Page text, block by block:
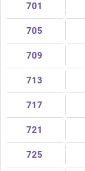
701
705
709
713
717
721
725